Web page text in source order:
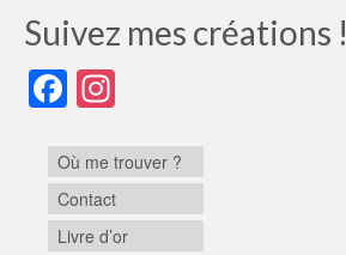
Suivez mes créations !
Facebook
Où me trouver ?
Contact
Livre d’or